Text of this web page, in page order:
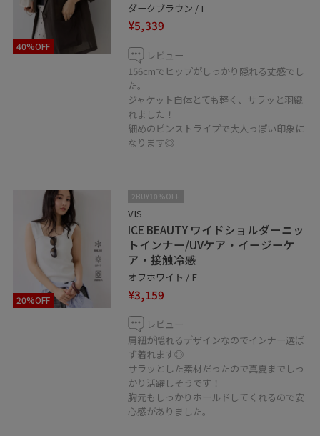
40%OFF
ダークブラウン / F
¥5,339
レビュー
156cmでヒップがしっかり隠れる丈感でし
た。
ジャケット自体とても軽く、サラッと羽織
れました！
細めのピンストライプで大人っぽい印象に
なります◎
20%OFF
2BUY10%OFF
VIS
ICE BEAUTY ワイドショルダーニッ
トインナー/UVケア・イージーケ
ア・接触冷感
オフホワイト / F
¥3,159
レビュー
肩紐が隠れるデザインなのでインナー選ば
ず着れます◎
サラッとした素材だったので真夏までしっ
かり活躍しそうです！
胸元もしっかりホールドしてくれるので安
心感がありました。